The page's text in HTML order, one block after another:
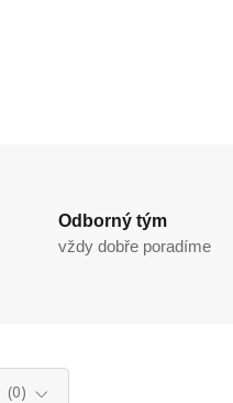
Odborný tým
vždy dobře poradíme
0